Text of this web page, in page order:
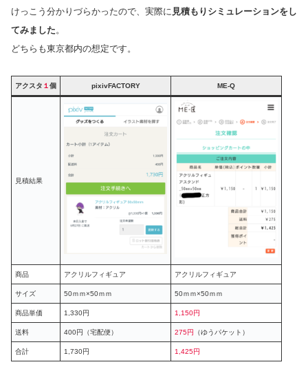
けっこう分かりづらかったので、実際に 見積もりシミュレーションをし
てみました。
どちらも東京都内の想定です。
アクスタ １個 pixivFACTORY ME-Q
見積結果
商品 アクリルフィギュア アクリルフィギュア
サイズ 50ｍｍ×50ｍｍ 50ｍｍ×50ｍｍ
商品単価 1,330円 1,150円
送料 400円（宅配便） 275円 （ゆうパケット）
合計 1,730円 1,425円